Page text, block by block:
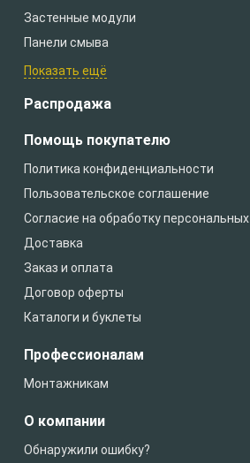
Застенные модули
Панели смыва
Показать ещё
Распродажа
Помощь покупателю
Политика конфиденциальности
Пользовательское соглашение
Согласие на обработку
Доставка
Заказ и оплата
Договор оферты
Каталоги и буклеты
Профессионалам
Монтажникам
О компании
Обнаружили ошибку?